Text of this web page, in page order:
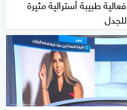
فعالية طبيبة أسترالية مثيرة
للجدل